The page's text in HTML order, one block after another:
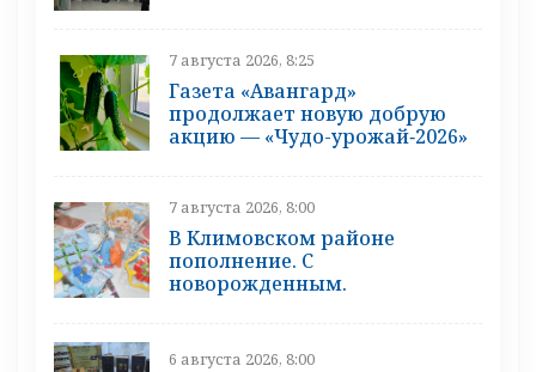
7 августа 2026, 8:25
Газета «Авангард»
продолжает новую добрую
акцию — «Чудо-урожай‑2026»
7 августа 2026, 8:00
В Климовском районе
пополнение. С
новорожденным.
6 августа 2026, 8:00